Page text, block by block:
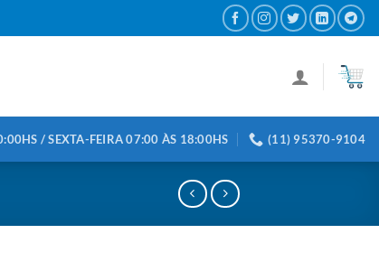
/ SEXTA-FEIRA 07:00 ÀS 18:00HS (11) 95370-9104